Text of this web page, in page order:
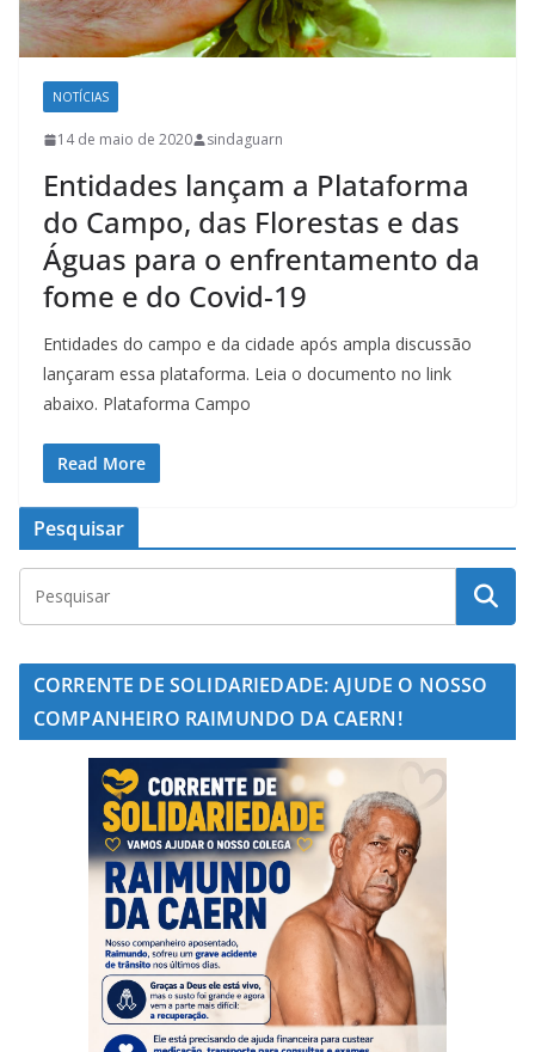
NOTÍCIAS
14 de maio de 2020 sindaguarn
Entidades lançam a Plataforma
do Campo, das Florestas e das
Águas para o enfrentamento da
fome e do Covid-19
Entidades do campo e da cidade após ampla discussão
lançaram essa plataforma. Leia o documento no link
abaixo. Plataforma Campo
Read More
Pesquisar
CORRENTE DE SOLIDARIEDADE: AJUDE O NOSSO
COMPANHEIRO RAIMUNDO DA CAERN!